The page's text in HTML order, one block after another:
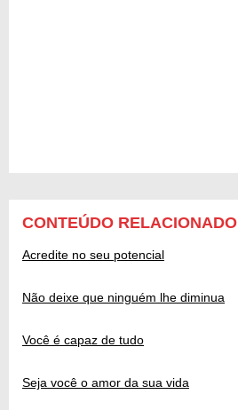
CONTEÚDO RELACIONADO
Acredite no seu potencial
Não deixe que ninguém lhe diminua
Você é capaz de tudo
Seja você o amor da sua vida